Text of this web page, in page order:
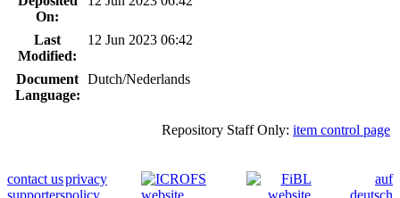
On:
Last
Modified:
12 Jun 2023 06:42
Document
Language:
Dutch/Nederlands
Repository Staff Only: item control page
contact us
supporters
privacy
policy
auf
deutsch